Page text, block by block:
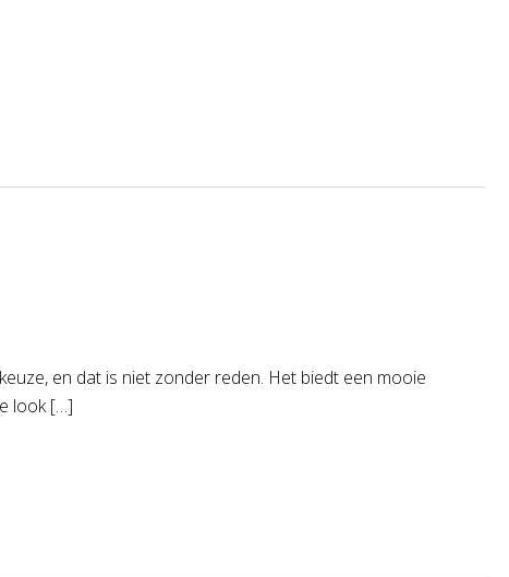
en dat is niet zonder reden. Het biedt een mooie
look […]